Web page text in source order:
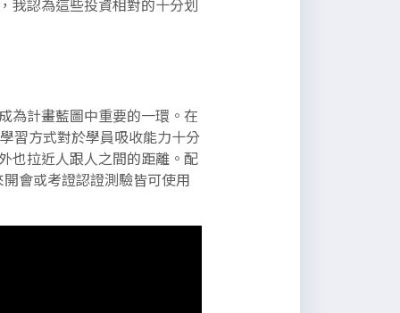
我認為這些投資相對的十分划
為計畫藍圖中重要的一環。在
習方式對於學員吸收能力十分
也拉近人跟人之間的距離。配
會或考證認證測驗皆可使用